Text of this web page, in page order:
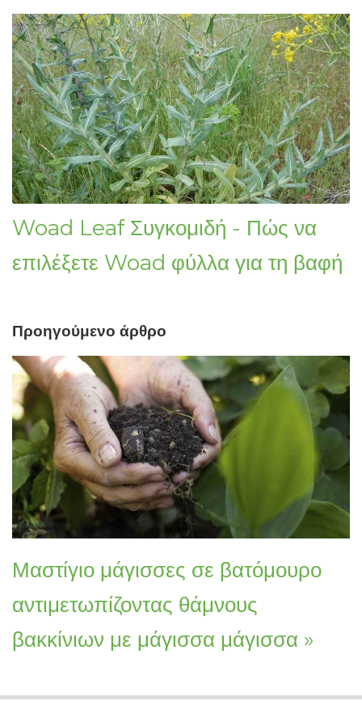
Woad Leaf Συγκομιδή - Πώς να
επιλέξετε Woad φύλλα για τη βαφή
Προηγούμενο άρθρο
Μαστίγιο μάγισσες σε βατόμουρο
αντιμετωπίζοντας θάμνους
βακκίνιων με μάγισσα μάγισσα »